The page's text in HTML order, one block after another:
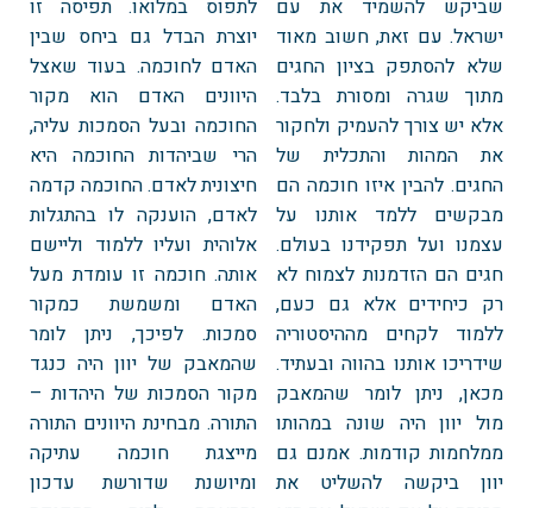
שביקש להשמיד את עם
ישראל. עם זאת, חשוב מאוד
שלא להסתפק בציון החגים
מתוך שגרה ומסורת בלבד.
אלא יש צורך להעמיק ולחקור
את המהות והתכלית של
החגים. להבין איזו חוכמה הם
מבקשים ללמד אותנו על
עצמנו ועל תפקידנו בעולם.
חגים הם הזדמנות לצמוח לא
רק כיחידים אלא גם כעם,
ללמוד לקחים מההיסטוריה
שידריכו אותנו בהווה ובעתיד.
מכאן, ניתן לומר שהמאבק
מול יוון היה שונה במהותו
ממלחמות קודמות. אמנם גם
יוון ביקשה להשליט את
לתפוס במלואו. תפיסה זו
יוצרת הבדל גם ביחס שבין
האדם לחוכמה. בעוד שאצל
היוונים האדם הוא מקור
החוכמה ובעל הסמכות עליה,
הרי שביהדות החוכמה היא
חיצונית לאדם. החוכמה קדמה
לאדם, הוענקה לו בהתגלות
אלוהית ועליו ללמוד וליישם
אותה. חוכמה זו עומדת מעל
האדם ומשמשת כמקור
סמכות. לפיכך, ניתן לומר
שהמאבק של יוון היה כנגד
מקור הסמכות של היהדות –
התורה. מבחינת היוונים התורה
מייצגת חוכמה עתיקה
ומיושנת שדורשת עדכון